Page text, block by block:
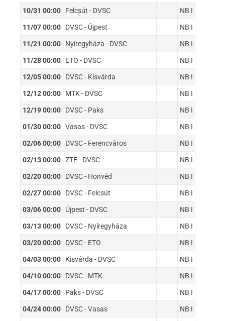
10/31 00:00 Felcsút - DVSC NB I
11/07 00:00 DVSC - Újpest NB I
11/21 00:00 Nyíregyháza - DVSC NB I
11/28 00:00 ETO - DVSC NB I
12/05 00:00 DVSC - Kisvárda NB I
12/12 00:00 MTK - DVSC NB I
12/19 00:00 DVSC - Paks NB I
01/30 00:00 Vasas - DVSC NB I
02/06 00:00 DVSC - Ferencváros NB I
02/13 00:00 ZTE - DVSC NB I
02/20 00:00 DVSC - Honvéd NB I
02/27 00:00 DVSC - Felcsút NB I
03/06 00:00 Újpest - DVSC NB I
03/13 00:00 DVSC - Nyíregyháza NB I
03/20 00:00 DVSC - ETO NB I
04/03 00:00 Kisvárda - DVSC NB I
04/10 00:00 DVSC - MTK NB I
04/17 00:00 Paks - DVSC NB I
04/24 00:00 DVSC - Vasas NB I